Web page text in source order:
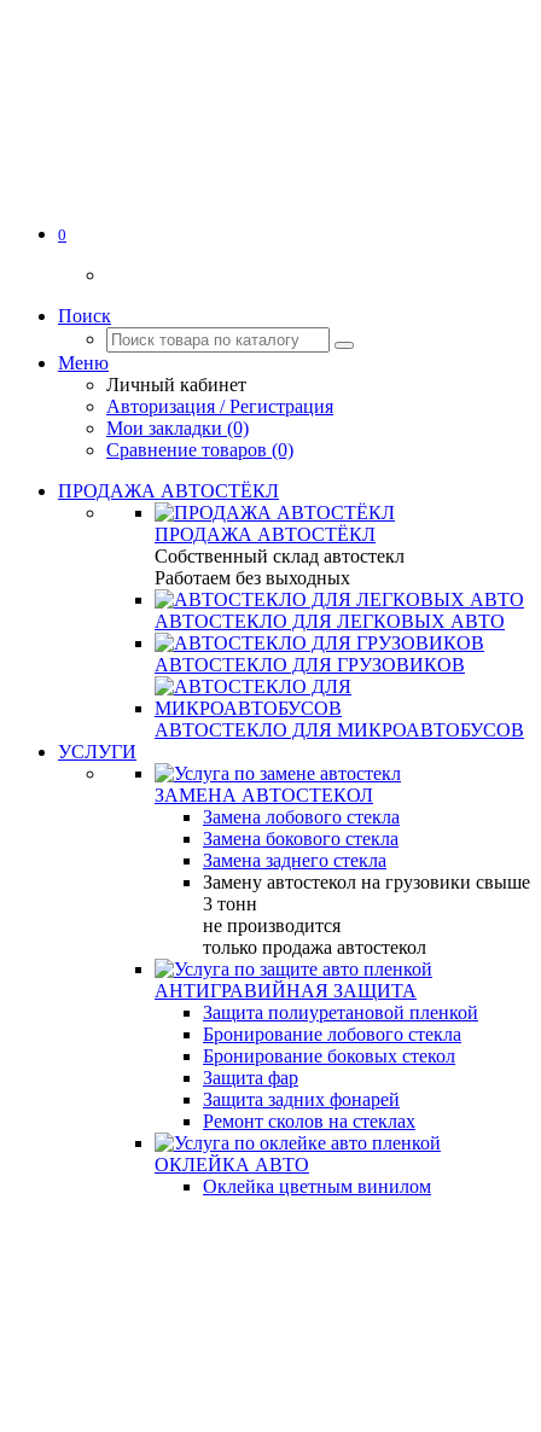
0
Поиск
Меню
Личный кабинет
Авторизация / Регистрация
Мои закладки (0)
Сравнение товаров (0)
ПРОДАЖА АВТОСТЁКЛ
ПРОДАЖА АВТОСТЁКЛ
Собственный склад автостекл
Работаем без выходных
АВТОСТЕКЛО ДЛЯ ЛЕГКОВЫХ АВТО
АВТОСТЕКЛО ДЛЯ ГРУЗОВИКОВ
АВТОСТЕКЛО ДЛЯ МИКРОАВТОБУСОВ
УСЛУГИ
ЗАМЕНА АВТОСТЕКОЛ
Замена лобового стекла
Замена бокового стекла
Замена заднего стекла
Замену автостекол на грузовики свыше
3 тонн
не производится
только продажа автостекол
АНТИГРАВИЙНАЯ ЗАЩИТА
Защита полиуретановой пленкой
Бронирование лобового стекла
Бронирование боковых стекол
Защита фар
Защита задних фонарей
Ремонт сколов на стеклах
ОКЛЕЙКА АВТО
Оклейка цветным винилом